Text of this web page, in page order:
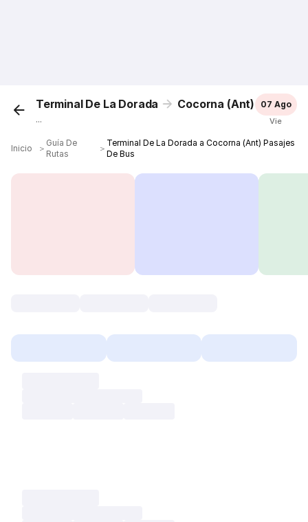
Terminal De La Dorada Cocorna (Ant)
...
07 Ago
Vie
Inicio ＞
Guía De
Rutas
＞
Terminal De La Dorada a Cocorna (Ant) Pasajes
De Bus